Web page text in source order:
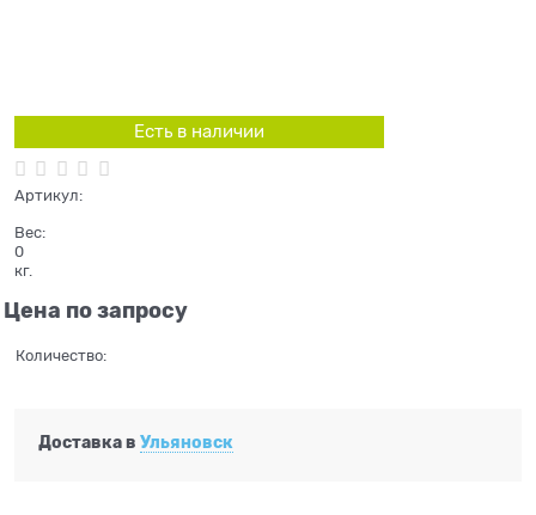
Есть в наличии
Артикул:
Вес:
0
кг.
Цена по запросу
Количество:
Доставка в Ульяновск